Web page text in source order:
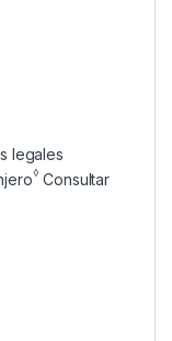
legales
◊Consultar